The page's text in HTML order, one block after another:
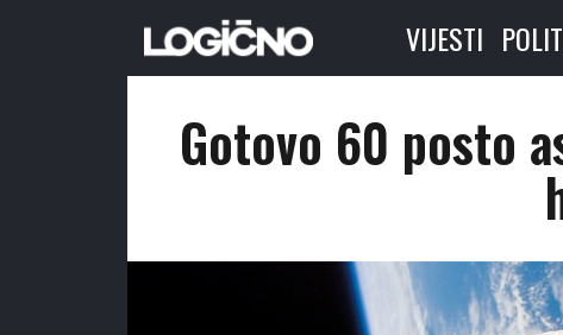
VIJESTI
Gotovo 60 posto